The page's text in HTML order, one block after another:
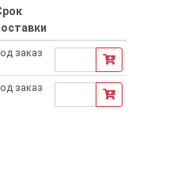
заказ
заказ